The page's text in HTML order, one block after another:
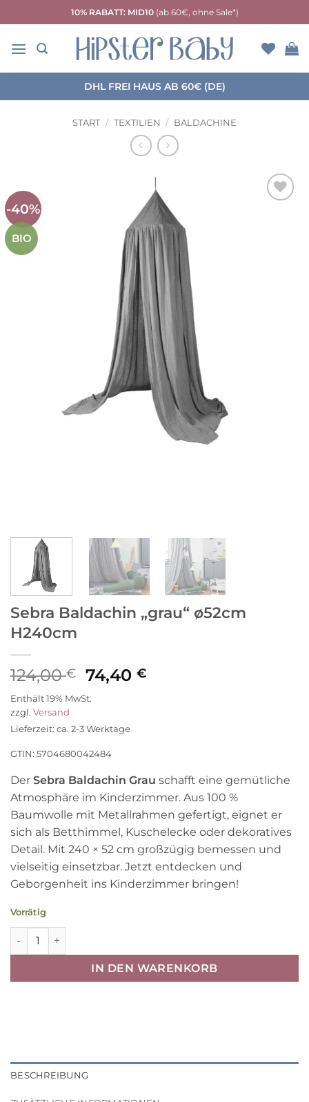
Inhalt
springen
10% RABATT: MID10(ab 60€, ohne Sale*)
DHL FREI HAUS AB 60€ (DE)
START / TEXTILIEN / BALDACHINE
-40%
BIO
Sebra Baldachin „grau“ ø52cm
H240cm
124,00€
Ursprünglicher
Preis
war:
124,00 €
74,40€Aktueller
Enthält 19% MwSt.
zzgl. Versand
Lieferzeit: ca. 2-3 Werktage
GTIN: 5704680042484
Der Sebra Baldachin Grau schafft eine gemütliche
Atmosphäre im Kinderzimmer. Aus 100 %
Baumwolle mit Metallrahmen gefertigt, eignet er
sich als Betthimmel, Kuschelecke oder dekoratives
Detail. Mit 240 × 52 cm großzügig bemessen und
vielseitig einsetzbar. Jetzt entdecken und
Geborgenheit ins Kinderzimmer bringen!
Vorrätig
Sebra Baldachin „grau“ ø52cm H240cm Menge
IN DEN WARENKORB
BESCHREIBUNG